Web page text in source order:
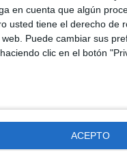
en cuenta que algún
usted tiene el derecho de
Puede cambiar sus
clic en el botón
ACEPTO
de la sociedad.
las Migraciones